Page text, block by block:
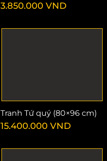
3.850.000 VND
Tranh Tứ quý (80×96 cm)
15.400.000 VND